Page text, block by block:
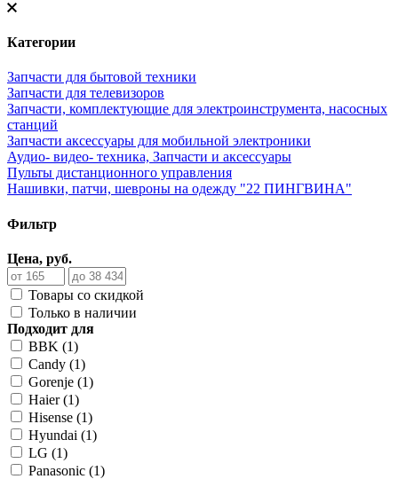
Категории
Запчасти для бытовой техники
Запчасти для телевизоров
Запчасти, комплектующие для электроинструмента, насосных
станций
Запчасти аксессуары для мобильной электроники
Аудио- видео- техника, Запчасти и аксессуары
Пульты дистанционного управления
Нашивки, патчи, шевроны на одежду "22 ПИНГВИНА"
Фильтр
Цена, руб.
Товары со скидкой
Только в наличии
Подходит для
BBK (1)
Candy (1)
Gorenje (1)
Haier (1)
Hisense (1)
Hyundai (1)
LG (1)
Panasonic (1)